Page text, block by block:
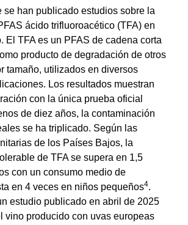
se han publicado estudios sobre la
ácido trifluoroacético (TFA) en
El TFA es un PFAS de cadena corta
producto de degradación de otros
tamaño, utilizados en diversos
Los resultados muestran
con la única prueba oficial
de diez años, la contaminación
se ha triplicado. Según las
de los Países Bajos, la
de TFA se supera en 1,5
con un consumo medio de
en 4 veces en niños pequeños4.
estudio publicado en abril de 2025
vino producido con uvas europeas